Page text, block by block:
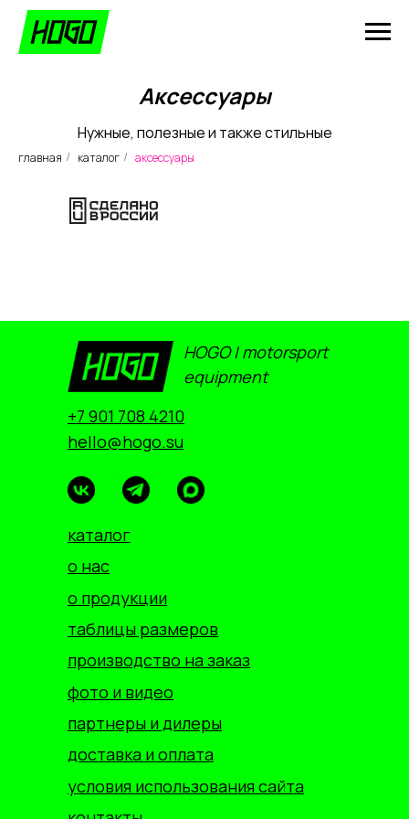
Аксессуары
Нужные, полезные и также стильные
главная / каталог / аксессуары
партнеры и дилеры
условия использования сайта
HOGO | motorsport
equipment
+7 901 708 4210
hello@hogo.su
доставка и оплата
о продукции
каталог
таблицы размеров
производство на заказ
о нас
фото и видео